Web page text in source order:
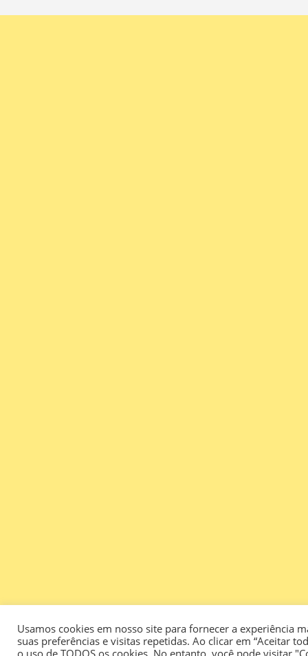
Usamos cookies em nosso site para fornecer a experiência
suas preferências e visitas repetidas. Ao clicar em “Aceitar
o uso de TODOS os cookies. No entanto, você pode visitar